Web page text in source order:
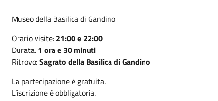
Museo della Basilica di Gandino
Orario visite: 21:00 e 22:00
Durata: 1 ora e 30 minuti
Ritrovo:Sagrato della Basilica di Gandino
La partecipazione è gratuita.
L’iscrizione è obbligatoria.